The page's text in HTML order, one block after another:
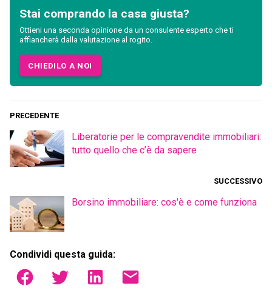
Stai comprando la casa giusta?
Ottieni una seconda opinione da un consulente esperto che ti
affiancherà dalla valutazione al rogito.
CHIEDILO A NOI
PRECEDENTE
Liberatorie per le compravendite immobiliari:
tutto quello che c’è da sapere
SUCCESSIVO
Borsino immobiliare: cos'è e come funziona
Condividi questa guida: